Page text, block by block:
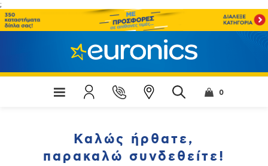
;
0
Καλώς ήρθατε,
παρακαλώ συνδεθείτε!